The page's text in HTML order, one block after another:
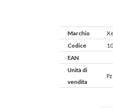
Marchio
Codice
EAN
Unità di
vendita
Pz